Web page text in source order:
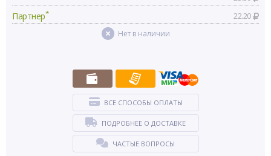
Партнер* 22.20
Нет в наличии
ВСЕ СПОСОБЫ ОПЛАТЫ
ПОДРОБНЕЕ О ДОСТАВКЕ
ЧАСТЫЕ ВОПРОСЫ